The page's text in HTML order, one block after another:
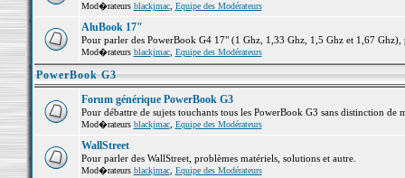
Mod�rateurs blackjmac, Equipe des Modérateurs
AluBook 17"
Pour parler des PowerBook G4 17" (1 Ghz, 1,33 Ghz, 1,5 Ghz et 1,67 Ghz),
Mod�rateurs blackjmac, Equipe des Modérateurs
PowerBook G3
Forum générique PowerBook G3
Pour débattre de sujets touchants tous les PowerBook G3 sans distinction de
Mod�rateurs blackjmac, Equipe des Modérateurs
WallStreet
Pour parler des WallStreet, problèmes matériels, solutions et autre.
Mod�rateurs blackjmac, Equipe des Modérateurs